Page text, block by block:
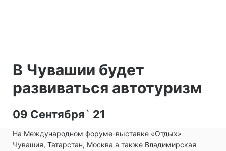
В Чувашии будет
развиваться автотуризм
09 Сентября` 21
На Международном форуме-выставке «Отдых»
Чувашия, Татарстан, Москва а также Владимирская